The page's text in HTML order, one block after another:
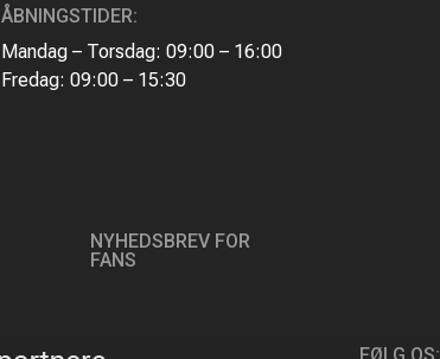
ÅBNINGSTIDER:
Mandag – Torsdag: 09:00 – 16:00
Fredag: 09:00 – 15:30
NYHEDSBREV FOR
FANS